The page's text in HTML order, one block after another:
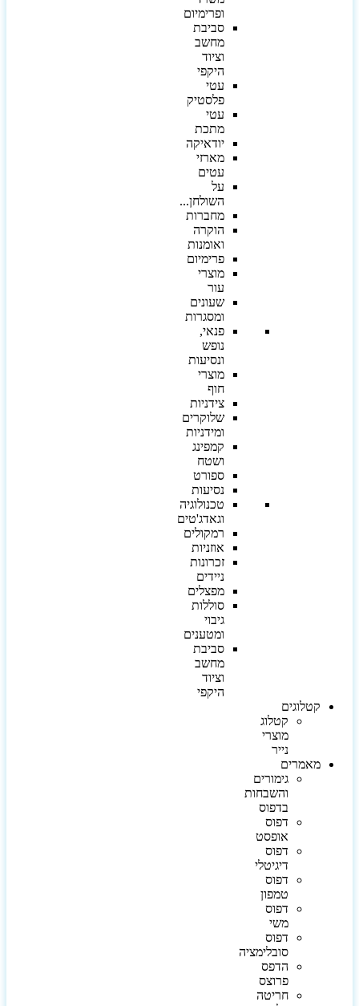
ופרימיום
סביבת
מחשב
וציוד
היקפי
עטי
פלסטיק
עטי
מתכת
יודאיקה
מארזי
עטים
על
השולחן...
מחברות
הוקרה
ואומנות
פרימיום
מוצרי
עור
שעונים
ומסגרות
פנאי,
נופש
ונסיעות
מוצרי
חוף
צידניות
שלוקרים
ומידניות
קמפינג
ושטח
ספורט
נסיעות
טכנולוגיה
וגאדג'טים
רמקולים
אוזניות
זכרונות
ניידים
מפצלים
סוללות
גיבוי
ומטענים
סביבת
מחשב
וציוד
היקפי
קטלוגים
קטלוג
מוצרי
נייר
מאמרים
גימורים
והשבחות
בדפוס
דפוס
אופסט
דפוס
דיגיטלי
דפוס
טמפון
דפוס
משי
דפוס
סובלימציה
הדפס
פרוצס
חריטה